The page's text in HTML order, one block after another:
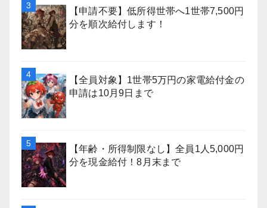
【申請不要】低所得世帯へ1世帯7,500円
分を順次給付します！
【全員対象】1世帯5万円の家電給付金の
申請は10月9日まで
【年齢・所得制限なし】全員1人5,000円
分を現金給付！8月末まで